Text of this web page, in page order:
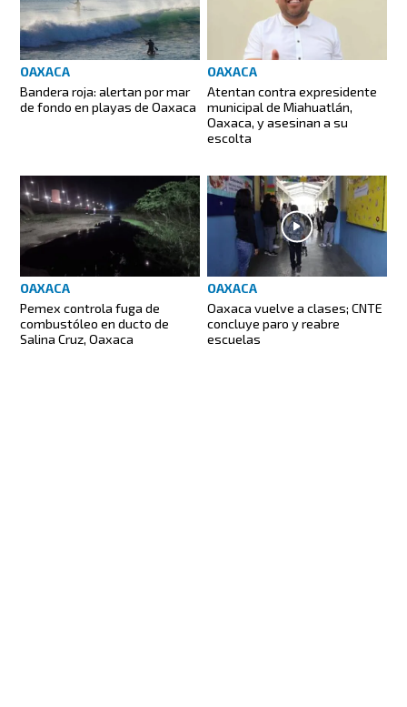
OAXACA
Bandera roja: alertan por mar
de fondo en playas de Oaxaca
OAXACA
Atentan contra expresidente
municipal de Miahuatlán,
Oaxaca, y asesinan a su
escolta
OAXACA
Pemex controla fuga de
combustóleo en ducto de
Salina Cruz, Oaxaca
OAXACA
Oaxaca vuelve a clases; CNTE
concluye paro y reabre
escuelas